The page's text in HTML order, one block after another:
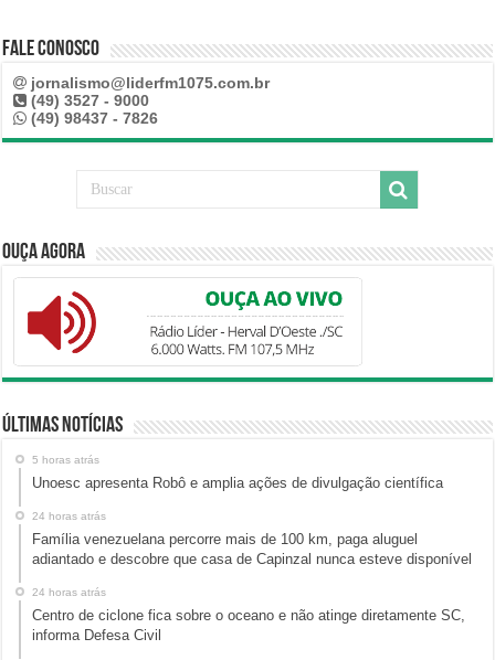
Fale Conosco
jornalismo@liderfm1075.com.br
(49) 3527 - 9000
(49) 98437 - 7826
Ouça Agora
Últimas Notícias
5 horas atrás
Unoesc apresenta Robô e amplia ações de divulgação científica
24 horas atrás
Família venezuelana percorre mais de 100 km, paga aluguel
adiantado e descobre que casa de Capinzal nunca esteve disponível
24 horas atrás
Centro de ciclone fica sobre o oceano e não atinge diretamente SC,
informa Defesa Civil